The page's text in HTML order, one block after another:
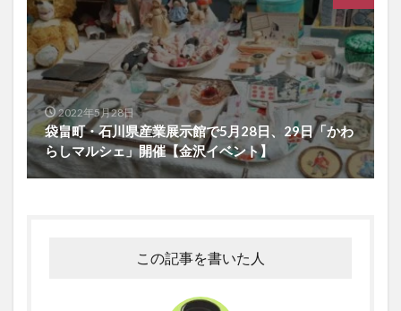
2022年5月28日
袋畠町・石川県産業展示館で5月28日、29日「かわ
らしマルシェ」開催【金沢イベント】
この記事を書いた人